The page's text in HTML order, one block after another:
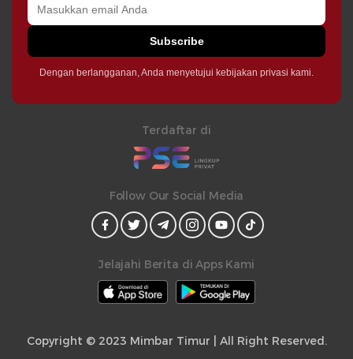
Subscribe
Dengan berlangganan, Anda menyetujui kebijakan privasi kami.
Terdaftar di
Follow Our Social Media
Jelajahi Berita di Apps Kami
Copyright © 2023 Mimbar Timur | All Right Reserved.